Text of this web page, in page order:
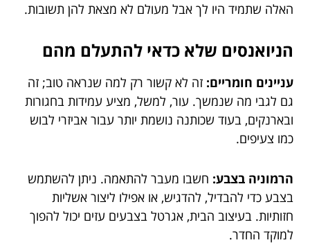
האלה שתמיד היו לך אבל מעולם לא מצאת להן תשובות.
הניואנסים שלא כדאי להתעלם מהם
עניינים חומריים: זה לא קשור רק למה שנראה טוב; זה
גם לגבי מה שנמשך. עור, למשל, מציע עמידות בחגורות
ובארנקים, בעוד שכותנה נושמת יותר עבור אביזרי לבוש
כמו צעיפים.
הרמוניה בצבע: חשבו מעבר להתאמה. ניתן להשתמש
בצבע כדי להבדיל, להדגיש, או אפילו ליצור אשליות
חזותיות. בעיצוב הבית, אגרטל בצבעים עזים יכול להפוך
למוקד החדר.